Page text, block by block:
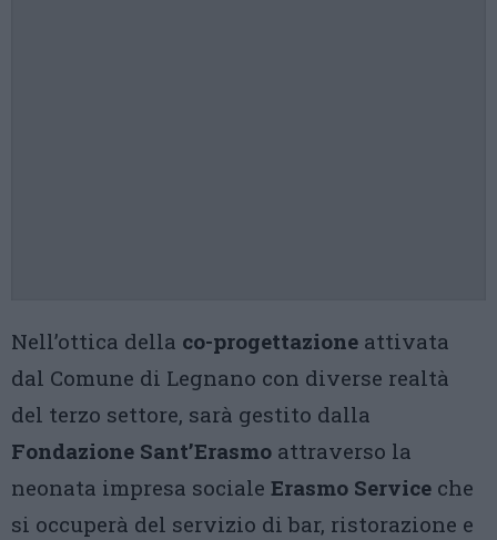
Nell’ottica della co-progettazione attivata
dal Comune di Legnano con diverse realtà
del terzo settore, sarà gestito dalla
Fondazione Sant’Erasmo attraverso la
neonata impresa sociale Erasmo Service che
si occuperà del servizio di bar, ristorazione e